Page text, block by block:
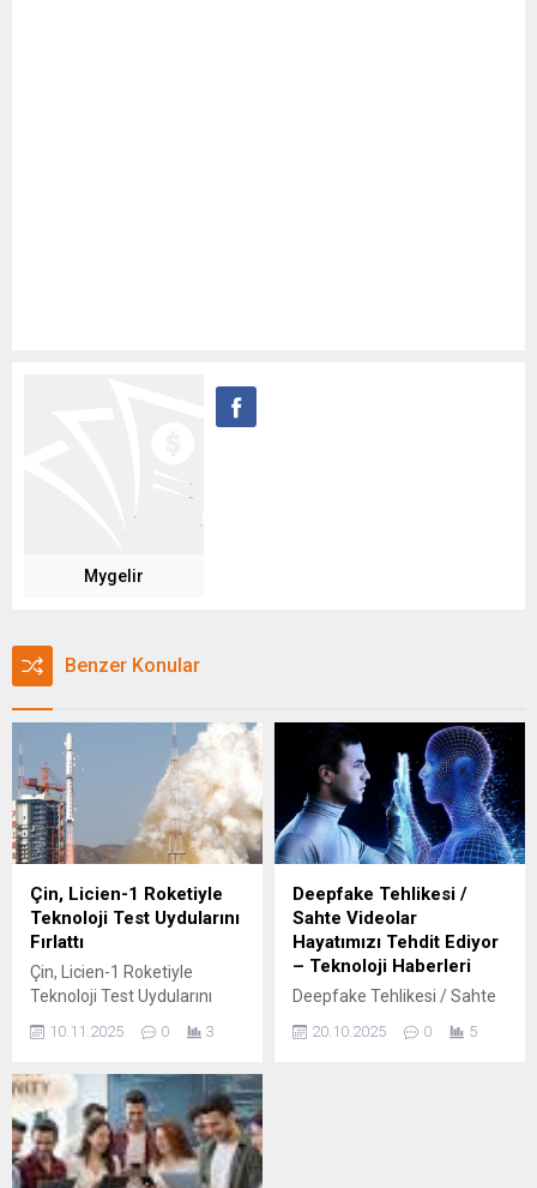
Mygelir
Benzer Konular
Çin, Licien-1 Roketiyle
Teknoloji Test Uydularını
Fırlattı
Çin, Licien-1 Roketiyle
Teknoloji Test Uydularını
göre, teknoloji test uyduları
Y9" roketiyle ülkenin
kuzeybatısındaki Ciuçüen
Uzay Merkezi yakınındaki
ticari uzay inovasyon pilot
10.11.2025 0 3
Deepfake Tehlikesi /
Sahte Videolar
Hayatımızı Tehdit Ediyor
– Teknoloji Haberleri
Deepfake Tehlikesi / Sahte
Ediyor – Teknoloji Haberleri
20.10.2025 0 5